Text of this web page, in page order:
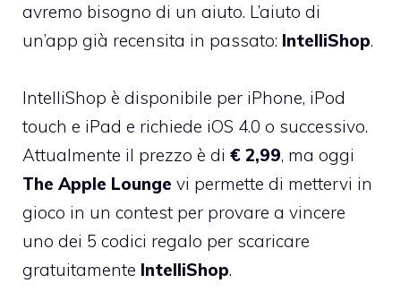
avremo bisogno di un aiuto. L’aiuto di
un’app già recensita in passato: IntelliShop.
IntelliShop è disponibile per iPhone, iPod
touch e iPad e richiede iOS 4.0 o successivo.
Attualmente il prezzo è di € 2,99, ma oggi
The Apple Lounge vi permette di mettervi in
gioco in un contest per provare a vincere
uno dei 5 codici regalo per scaricare
gratuitamente IntelliShop.